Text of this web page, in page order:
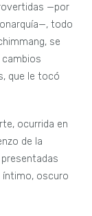
—por
todo
se
que le tocó
ocurrida en
de la
íntimo, oscuro